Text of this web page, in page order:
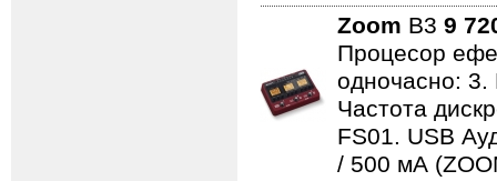
Zoom B3 9
Процесор
одночасно: 3.
Частота
FS01. USB
/ 500 мА